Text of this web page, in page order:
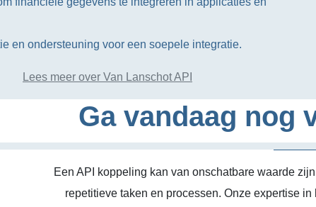
en ondersteuning voor een soepele integratie.
Lees meer over Van Lanschot API
Ga vandaag nog
Een API koppeling kan van onschatbare waarde
repetitieve taken en processen. Onze expertise